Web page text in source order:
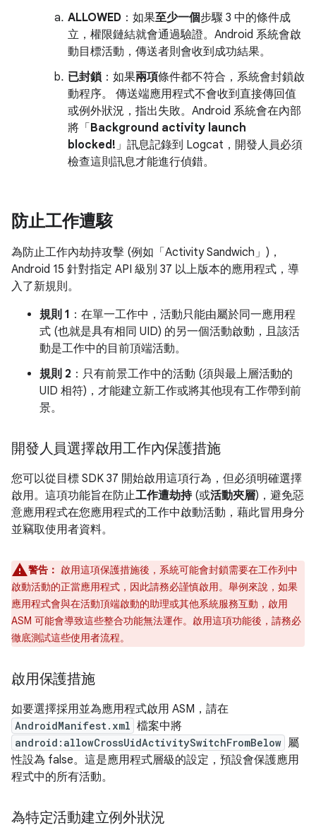
ALLOWED ：如果至少一個步驟 3 中的條件成
立，權限鏈結就會通過驗證。Android 系統會啟
動目標活動，傳送者則會收到成功結果。
已封鎖 ：如果兩項條件都不符合，系統會封鎖啟
動程序。 傳送端應用程式不會收到直接傳回值
或例外狀況，指出失敗。Android 系統會在內部
將「Background activity launch
blocked! 」訊息記錄到 Logcat，開發人員必須
檢查這則訊息才能進行偵錯。
防止工作遭駭
為防止工作內劫持攻擊 (例如「Activity Sandwich」)，
Android 15 針對指定 API 級別 37 以上版本的應用程式，導
入了新規則。
規則 1 ：在單一工作中，活動只能由屬於同一應用程
式 (也就是具有相同 UID) 的另一個活動啟動，且該活
動是工作中的目前頂端活動。
規則 2 ：只有前景工作中的活動 (須與最上層活動的
UID 相符)，才能建立新工作或將其他現有工作帶到前
景。
開發人員選擇啟用工作內保護措施
您可以從目標 SDK 37 開始啟用這項行為，但必須明確選擇
啟用。這項功能旨在防止工作遭劫持(或活動夾層)，避免惡
意應用程式在您應用程式的工作中啟動活動，藉此冒用身分
並竊取使用者資料。
警告： 啟用這項保護措施後，系統可能會封鎖需要在工作列中
啟動活動的正當應用程式，因此請務必謹慎啟用。舉例來說，如果
應用程式會與在活動頂端啟動的助理或其他系統服務互動，啟用
ASM 可能會導致這些整合功能無法運作。啟用這項功能後，請務必
徹底測試這些使用者流程。
啟用保護措施
如要選擇採用並為應用程式啟用 ASM，請在
AndroidManifest.xml 檔案中將
android:allowCrossUidActivitySwitchFromBelow 屬
性設為 false。這是應用程式層級的設定，預設會保護應用
程式中的所有活動。
為特定活動建立例外狀況